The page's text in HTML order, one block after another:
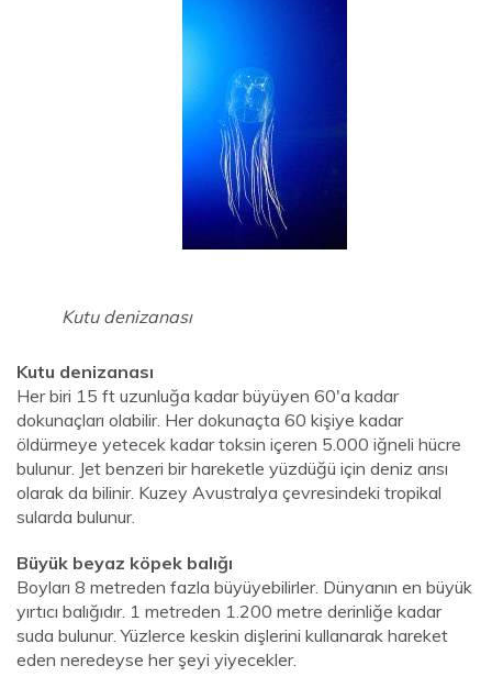
Kutu denizanası
Kutu denizanası
Her biri 15 ft uzunluğa kadar büyüyen 60'a kadar
dokunaçları olabilir. Her dokunaçta 60 kişiye kadar
öldürmeye yetecek kadar toksin içeren 5.000 iğneli hücre
bulunur. Jet benzeri bir hareketle yüzdüğü için deniz arısı
olarak da bilinir. Kuzey Avustralya çevresindeki tropikal
sularda bulunur.
Büyük beyaz köpek balığı
Boyları 8 metreden fazla büyüyebilirler. Dünyanın en büyük
yırtıcı balığıdır. 1 metreden 1.200 metre derinliğe kadar
suda bulunur. Yüzlerce keskin dişlerini kullanarak hareket
eden neredeyse her şeyi yiyecekler.